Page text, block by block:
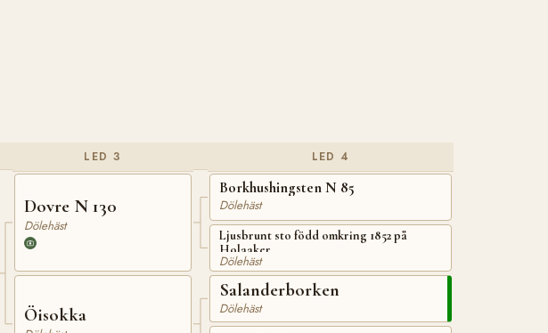
LED 3
Dovre N 130
Dölehäst
Öisokka
LED 4
Borkhushingsten N 85
Dölehäst
Ljusbrunt sto född omkring 1852 på
Holaaker
Dölehäst
Salanderborken
Dölehäst